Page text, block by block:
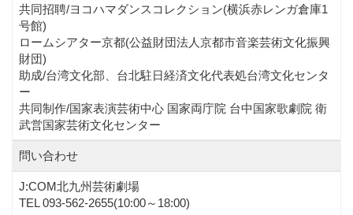
共同招聘/ヨコハマダンスコレクション(横浜赤レンガ倉庫1
号館)
ロームシアター京都(公益財団法人京都市音楽芸術文化振興
財団)
助成/台湾文化部、台北駐日経済文化代表処台湾文化センタ
ー
共同制作/国家表演芸術中心 国家両庁院 台中国家歌劇院 衛
武営国家芸術文化センター
問い合わせ
J:COM北九州芸術劇場
TEL 093-562-2655(10:00～18:00)